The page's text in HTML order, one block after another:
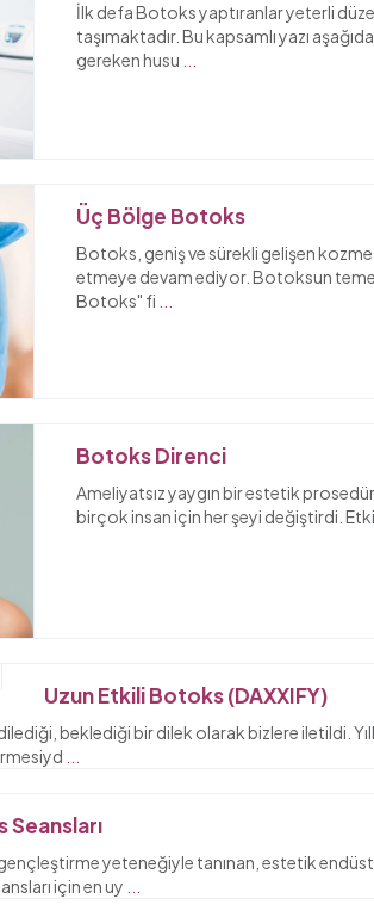
İlk defa Botoks yaptıranlar yeterli
taşımaktadır. Bu kapsamlı yazı
gereken husu
Üç Bölge Botoks
Botoks, geniş ve sürekli gelişen
etmeye devam ediyor. Botoksun
Botoks" fi
Botoks Direnci
Ameliyatsız yaygın bir estetik
birçok insan için her şeyi değiştirdi.
Uzun Etkili Botoks (DAXXIFY)
beklediği bir dilek olarak bizlere iletildi.
Seansları
gençleştirme yeteneğiyle tanınan, estetik
için en uy